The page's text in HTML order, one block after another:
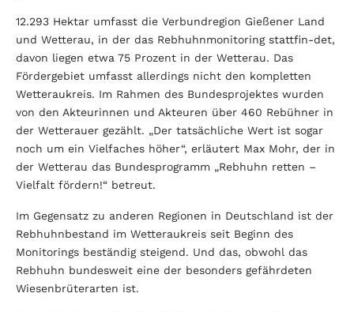
12.293 Hektar umfasst die Verbundregion Gießener Land
und Wetterau, in der das Rebhuhnmonitoring stattfin-det,
davon liegen etwa 75 Prozent in der Wetterau. Das
Fördergebiet umfasst allerdings nicht den kompletten
Wetteraukreis. Im Rahmen des Bundesprojektes wurden
von den Akteurinnen und Akteuren über 460 Rebühner in
der Wetterauer gezählt. „Der tatsächliche Wert ist sogar
noch um ein Vielfaches höher“, erläutert Max Mohr, der in
der Wetterau das Bundesprogramm „Rebhuhn retten –
Vielfalt fördern!“ betreut.
Im Gegensatz zu anderen Regionen in Deutschland ist der
Rebhuhnbestand im Wetteraukreis seit Beginn des
Monitorings beständig steigend. Und das, obwohl das
Rebhuhn bundesweit eine der besonders gefährdeten
Wiesenbrüterarten ist.